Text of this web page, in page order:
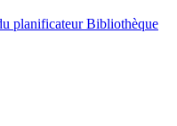
planificateurBibliothèque